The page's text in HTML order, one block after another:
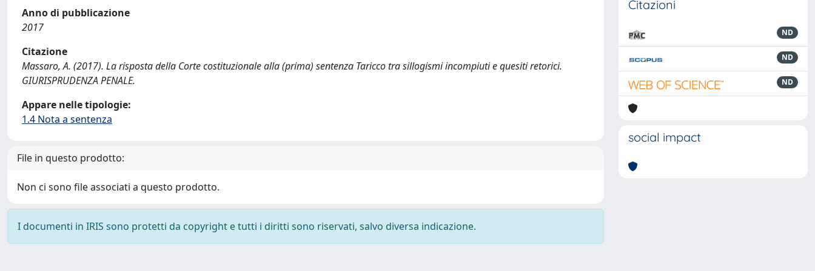
Anno di pubblicazione
2017
Citazione
Massaro, A. (2017). La risposta della Corte costituzionale alla (prima) sentenza Taricco tra sillogismi incompiuti e quesiti retorici.
GIURISPRUDENZA PENALE.
Appare nelle tipologie:
1.4 Nota a sentenza
File in questo prodotto:
Non ci sono file associati a questo prodotto.
I documenti in IRIS sono protetti da copyright e tutti i diritti sono riservati, salvo diversa indicazione.
Citazioni
ND
ND
ND
social impact